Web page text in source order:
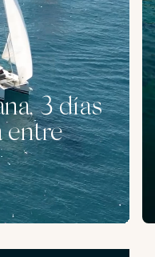
3 días
entre